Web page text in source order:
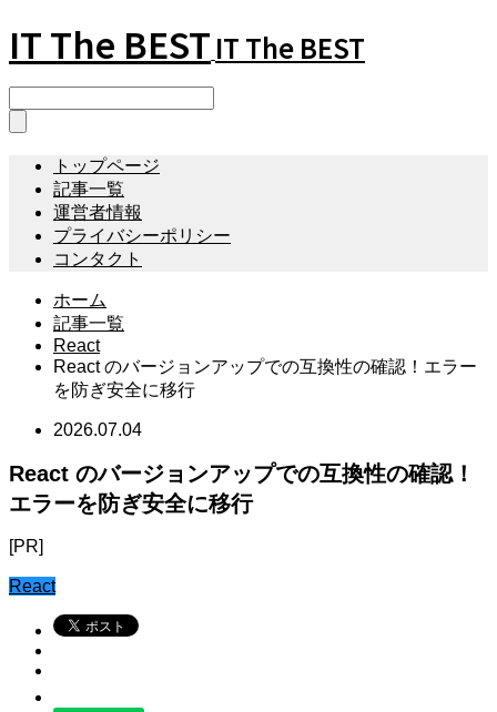
IT The BEST IT The BEST
トップページ
記事一覧
運営者情報
プライバシーポリシー
コンタクト
ホーム
記事一覧
React
React のバージョンアップでの互換性の確認！エラー
を防ぎ安全に移行
2026.07.04
React のバージョンアップでの互換性の確認！
エラーを防ぎ安全に移行
[PR]
React